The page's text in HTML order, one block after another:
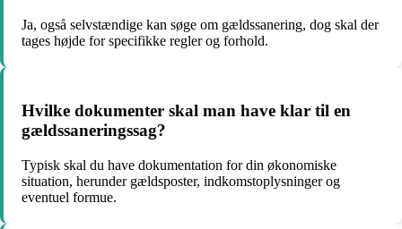
Ja, også selvstændige kan søge om gældssanering, dog skal der
tages højde for specifikke regler og forhold.
Hvilke dokumenter skal man have klar til en
gældssaneringssag?
Typisk skal du have dokumentation for din økonomiske
situation, herunder gældsposter, indkomstoplysninger og
eventuel formue.